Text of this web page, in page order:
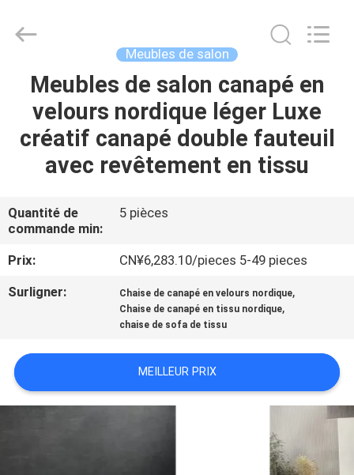
APERÇU
PRODUITS
VR
SHOW
DE
NOUS
Furniture
Reserved.
Meubles de salon
Meubles de salon canapé en
velours nordique léger Luxe
créatif canapé double fauteuil
avec revêtement en tissu
Quantité de
commande min:
5 pièces
Prix:
CN¥6,283.10/pieces 5-49 pieces
Surligner:
Chaise de canapé en velours nordique,
Chaise de canapé en tissu nordique,
chaise de sofa de tissu
MEILLEUR PRIX